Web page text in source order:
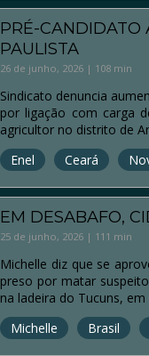
PRÉ-CANDIDATO
PAULISTA
26 de junho, 2026 | 108 min
Sindicato denuncia
por ligação com carga
agricultor no distrito de
Enel
Ceará
EM DESABAFO,
25 de junho, 2026 | 111 min
Michelle diz que se
preso por matar
na ladeira do Tucuns, em
Michelle
Brasil